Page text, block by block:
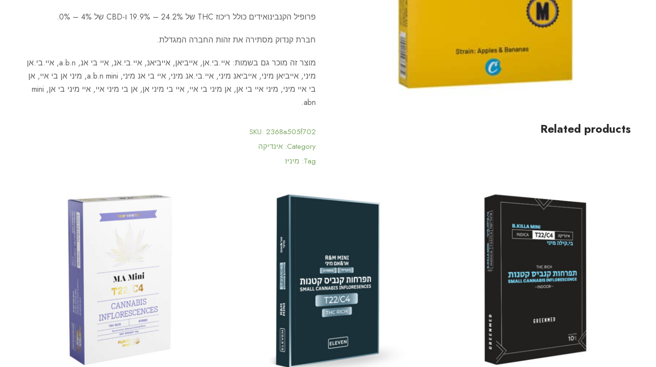
פרופיל הקנבינואידים כולל ריכוז THC של 24.2% – 19.9% ו-CBD של 4% – 0%.
חברת קנדוק מסתירה את זהות החברה המגדלת.
מוצר זה מוכר גם בשמות: איי.בי.אן, אייביאן, אייביאנ, איי.בי.אנ, איי בי אנ, a.b.n, איי.בי.אן
מיני, אייביאן מיני, אייביאנ מיני, איי.בי.אנ מיני, איי בי אנ מיני, a.b.n mini, מיני אן בי איי, אן
בי איי מיני, מיני איי בי אן, אן מיני בי איי, איי בי מיני אן, אן בי מיני איי, איי מיני בי אן, mini
abn.
SKU:2368a505f702
Category: אינדיקה
Tag: מיניז
Related products